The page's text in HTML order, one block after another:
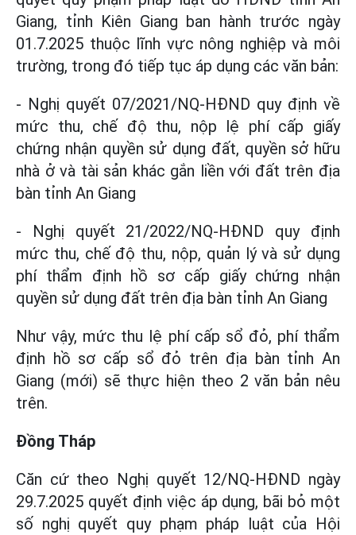
Giang, tỉnh Kiên Giang ban hành trước ngày
01.7.2025 thuộc lĩnh vực nông nghiệp và môi
trường, trong đó tiếp tục áp dụng các văn bản:
- Nghị quyết 07/2021/NQ-HĐND quy định về
mức thu, chế độ thu, nộp lệ phí cấp giấy
chứng nhận quyền sử dụng đất, quyền sở hữu
nhà ở và tài sản khác gắn liền với đất trên địa
bàn tỉnh An Giang
- Nghị quyết 21/2022/NQ-HĐND quy định
mức thu, chế độ thu, nộp, quản lý và sử dụng
phí thẩm định hồ sơ cấp giấy chứng nhận
quyền sử dụng đất trên địa bàn tỉnh An Giang
Như vậy, mức thu lệ phí cấp sổ đỏ, phí thẩm
định hồ sơ cấp sổ đỏ trên địa bàn tỉnh An
Giang (mới) sẽ thực hiện theo 2 văn bản nêu
trên.
Đồng Tháp
Căn cứ theo Nghị quyết 12/NQ-HĐND ngày
29.7.2025 quyết định việc áp dụng, bãi bỏ một
số nghị quyết quy phạm pháp luật của Hội